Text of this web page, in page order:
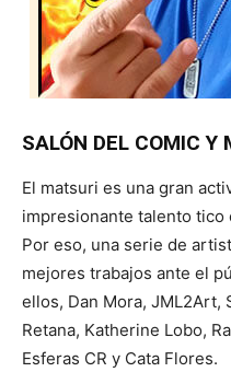
SALÓN DEL COMIC Y
El matsuri es una gran
impresionante talento tico
Por eso, una serie de
mejores trabajos ante el
ellos, Dan Mora, JML2Art,
Retana, Katherine Lobo,
Esferas CR y Cata Flores.